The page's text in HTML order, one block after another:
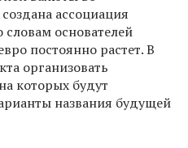
ассоциация
основателей
постоянно растет. В
организовать
которых будут
названия будущей